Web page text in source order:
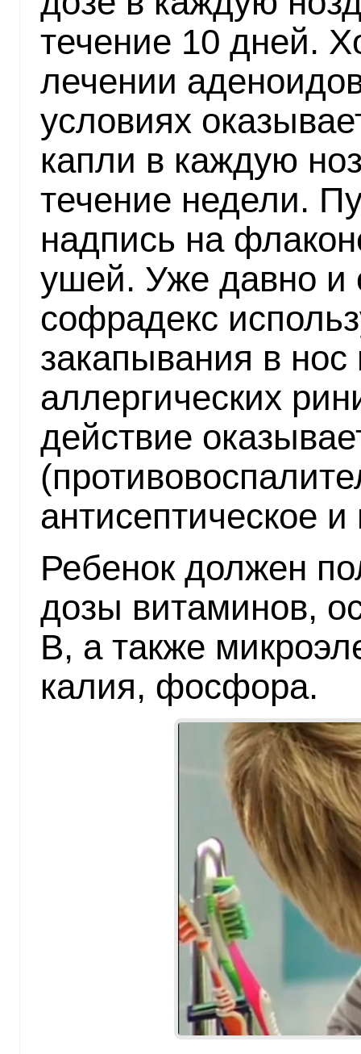
течение 10 дней.
лечении
условиях
капли в каждую
течение недели.
надпись на
ушей. Уже давно и
софрадекс
закапывания в
аллергических
действие
антисептическое
Ребенок должен
дозы витаминов,
В, а также
калия, фосфора.